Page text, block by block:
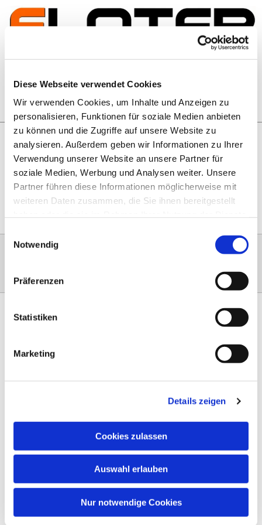
Diese Webseite verwendet Cookies
Wir verwenden Cookies, um Inhalte und Anzeigen zu
personalisieren, Funktionen für soziale Medien anbieten
zu können und die Zugriffe auf unsere Website zu
analysieren. Außerdem geben wir Informationen zu Ihrer
Verwendung unserer Website an unsere Partner für
soziale Medien, Werbung und Analysen weiter. Unsere
Partner führen diese Informationen möglicherweise mit
weiteren Daten zusammen, die Sie ihnen bereitgestellt
Einwilligungsauswahl
Notwendig
Präferenzen
Statistiken
Marketing
Details zeigen
Cookies zulassen
Auswahl erlauben
Nur notwendige Cookies
Zum Inhalt springen
Artikelsuche
Rechtliches
Hier geht es zu unserenAGB , zumWiderrufsrecht, zum
Impressum und zu unseremDatenschutz.
0151 68134038
Datenschutz
AGB
Widerruf